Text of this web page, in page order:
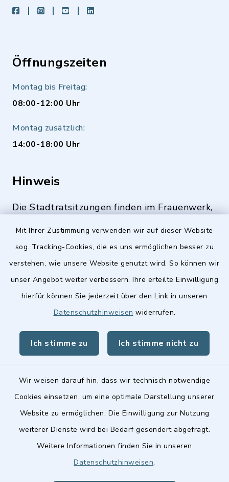
Mit Ihrer Zustimmung verwenden wir auf dieser Website
sog. Tracking-Cookies, die es uns ermöglichen besser zu
verstehen, wie unsere Website genutzt wird. So können wir
unser Angebot weiter verbessern. Ihre erteilte Einwilligung
hierfür können Sie jederzeit über den Link in unseren
Datenschutzhinweisen widerrufen.
Ich stimme zu Ich stimme nicht zu
Wir weisen darauf hin, dass wir technisch notwendige
Cookies einsetzen, um eine optimale Darstellung unserer
Website zu ermöglichen. Die Einwilligung zur Nutzung
weiterer Dienste wird bei Bedarf gesondert abgefragt.
Weitere Informationen finden Sie in unseren
Datenschutzhinweisen.
facebookinstagramyoutubeLinkedIn
Öffnungszeiten
Montag bis Freitag:
08:00-12:00 Uhr
Montag zusätzlich:
14:00-18:00 Uhr
Hinweis
Die Stadtratsitzungen finden im Frauenwerk,
Quicklinks
Stellenangebote
Landkreis Fürth
Barrierefreiheit